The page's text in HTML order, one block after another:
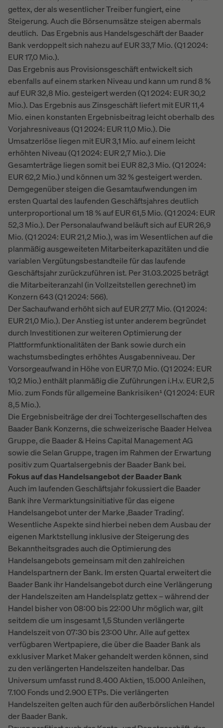
gettex, der als wesentlicher Treiber fungiert, eine
Steigerung. Auch die Börsenumsätze steigen abermals
deutlich. Das Ergebnis aus Handelsgeschäft der Baader
Bank verdoppelt sich nahezu auf EUR 33,7 Mio. (Q1 2024:
EUR 17,0 Mio.).
Das Ergebnis aus Provisionsgeschäft entwickelt sich
ebenfalls auf einem starken Niveau und kann um rund 8 %
auf EUR 32,8 Mio. gesteigert werden (Q1 2024: EUR 30,2
Mio.). Das Ergebnis aus Zinsgeschäft liefert mit EUR 11,4
Mio. einen konstanten Ergebnisbeitrag leicht oberhalb des
Vorjahresniveaus (Q1 2024: EUR 11,0 Mio.). Die
Umsatzerlöse liegen mit EUR 3,1 Mio. auf einem leicht
erhöhten Niveau (Q1 2024: EUR 2,7 Mio.). Die
Gesamterträge liegen somit bei EUR 82,3 Mio. (Q1 2024:
EUR 62,2 Mio.) und können um 32 % gesteigert werden.
Demgegenüber steigen die Gesamtaufwendungen im
ersten Quartal des laufenden Geschäftsjahres deutlich
unterproportional um 18 % auf EUR 61,5 Mio. (Q1 2024: EUR
52,3 Mio.). Der Personalaufwand beläuft sich auf EUR 26,9
Mio. (Q1 2024: EUR 21,2 Mio.), was im Wesentlichen auf die
planmäßig ausgeweiteten Mitarbeiterkapazitäten und die
variablen Vergütungsbestandteile für das laufende
Geschäftsjahr zurückzuführen ist. Per 31.03.2025 beträgt
die Mitarbeiteranzahl (in Vollzeitstellen gerechnet) im
Konzern 643 (Q1 2024: 566).
Der Sachaufwand erhöht sich auf EUR 27,7 Mio. (Q1 2024:
EUR 21,0 Mio.). Der Anstieg ist unter anderem begründet
durch Investitionen zur weiteren Optimierung der
Plattformfunktionalitäten der Bank sowie durch ein
wachstumsbedingtes erhöhtes Ausgabenniveau. Der
Vorsorgeaufwand in Höhe von EUR 7,0 Mio. (Q1 2024: EUR
10,2 Mio.) enthält planmäßig die Zuführungen i.H.v. EUR 2,5
Mio. zum Fonds für allgemeine Bankrisiken¹ (Q1 2024: EUR
8,5 Mio.).
Die Ergebnisbeiträge der drei Tochtergesellschaften des
Baader Bank Konzerns, die schweizerische Baader Helvea
Gruppe, die Baader & Heins Capital Management AG
sowie die Selan Gruppe, tragen im Rahmen der Erwartung
positiv zum Quartalsergebnis der Baader Bank bei.
Fokus auf das Handelsangebot der Baader Bank
Auch im laufenden Geschäftsjahr fokussiert die Baader
Bank ihre Vermarktungsinitiative für das eigene
Handelsangebot unter der Marke ‚Baader Trading‘.
Wesentliche Aspekte sind hierbei neben dem Ausbau der
eigenen Marktstellung inklusive der Steigerung des
Bekanntheitsgrades auch die Optimierung des
Handelsangebots gemeinsam mit den zahlreichen
Handelspartnern der Bank. Im ersten Quartal erweitert die
Baader Bank ihr Handelsangebot durch eine Verlängerung
der Handelszeiten am Handelsplatz gettex – während der
Handel bisher von 08:00 bis 22:00 Uhr möglich war, gilt
seitdem die um insgesamt 1,5 Stunden verlängerte
Handelszeit von 07:30 bis 23:00 Uhr. Alle auf gettex
verfügbaren Wertpapiere, die über die Baader Bank als
exklusiver Market Maker gehandelt werden können, sind
zu den verlängerten Handelszeiten handelbar. Das
Universum umfasst rund 8.400 Aktien, 15.000 Anleihen,
7.100 Fonds und 2.900 ETPs. Die verlängerten
Handelszeiten gelten auch für den außerbörslichen Handel
der Baader Bank.